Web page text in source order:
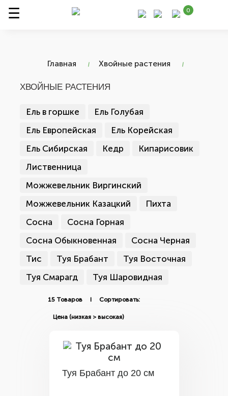
0
Главная Хвойные растения
ХВОЙНЫЕ РАСТЕНИЯ
Ель в горшке
Ель Голубая
Ель Европейская
Ель Корейская
Ель Сибирская
Кедр
Кипарисовик
Лиственница
Можжевельник Виргинский
Можжевельник Казацкий
Пихта
Сосна
Сосна Горная
Сосна Обыкновенная
Сосна Черная
Тис
Туя Брабант
Туя Восточная
Туя Смарагд
Туя Шаровидная
15 Товаров I Сортировать:
Туя Брабант до 20 см